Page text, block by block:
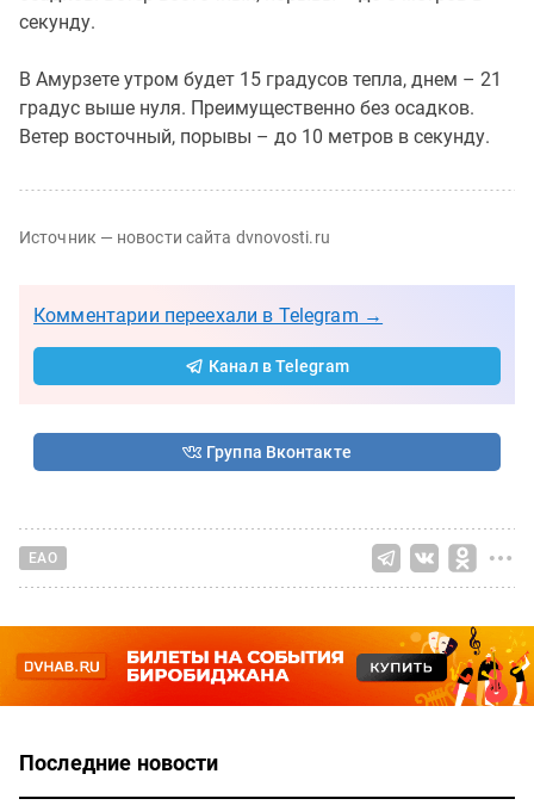
секунду.
В Амурзете утром будет 15 градусов тепла, днем – 21
градус выше нуля. Преимущественно без осадков.
Ветер восточный, порывы – до 10 метров в секунду.
Источник — новости сайта dvnovosti.ru
Комментарии переехали в Telegram →
Канал в Telegram
Группа Вконтакте
ЕАО
Последние новости